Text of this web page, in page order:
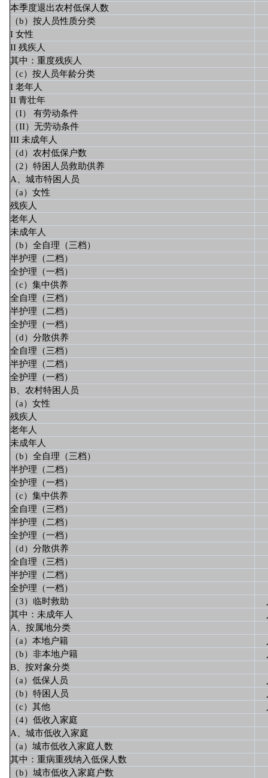
本季度退出农村低保人数
（b）按人员性质分类
I 女性
II 残疾人
其中：重度残疾人
（c）按人员年龄分类
I 老年人
II 青壮年
（I） 有劳动条件
（II）无劳动条件
III 未成年人
（d）农村低保户数
（2）特困人员救助供养
A、城市特困人员
（a）女性
残疾人
老年人
未成年人
（b）全自理（三档）
半护理（二档）
全护理（一档）
（c）集中供养
全自理（三档）
半护理（二档）
全护理（一档）
（d）分散供养
全自理（三档）
半护理（二档）
全护理（一档）
B、农村特困人员
（a）女性
残疾人
老年人
未成年人
（b）全自理（三档）
半护理（二档）
全护理（一档）
（c）集中供养
全自理（三档）
半护理（二档）
全护理（一档）
（d）分散供养
全自理（三档）
半护理（二档）
全护理（一档）
（3）临时救助
其中：未成年人
A、按属地分类
（a）本地户籍
（b）非本地户籍
B、按对象分类
（a）低保人员
（b）特困人员
（c）其他
（4）低收入家庭
A、城市低收入家庭
（a）城市低收入家庭人数
其中：重病重残纳入低保人数
（b）城市低收入家庭户数